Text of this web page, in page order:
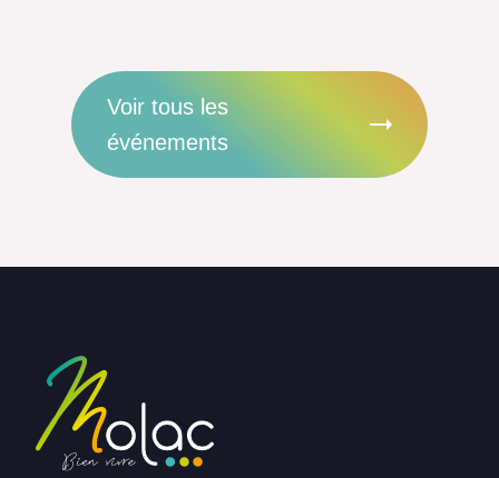
Voir tous les
événements